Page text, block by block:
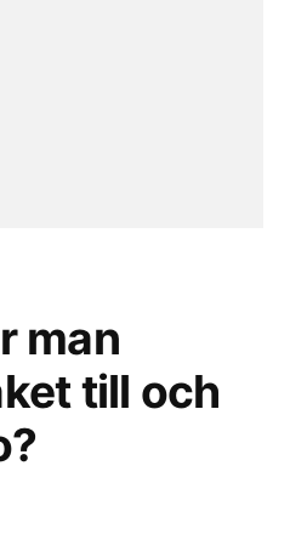
man
till och